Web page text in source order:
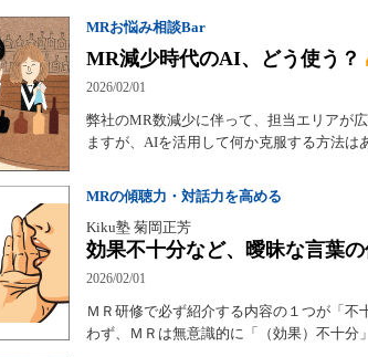
MRお悩み相談Bar
MR減少時代のAI、どう使う？
2026/02/01
弊社のMR数減少に伴って、担当エリアが
ますが、AIを活用して何か克服する方法は
MRの傾聴力・対話力を高める
Kiku塾 菊岡正芳
効果不十分など、曖昧な言葉
2026/02/01
ＭＲ研修で必ず紹介する内容の１つが「
わず、ＭＲは無意識的に「（効果）不十分